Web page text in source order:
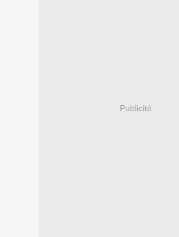
Publicité